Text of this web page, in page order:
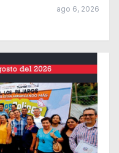
ago 6, 2026